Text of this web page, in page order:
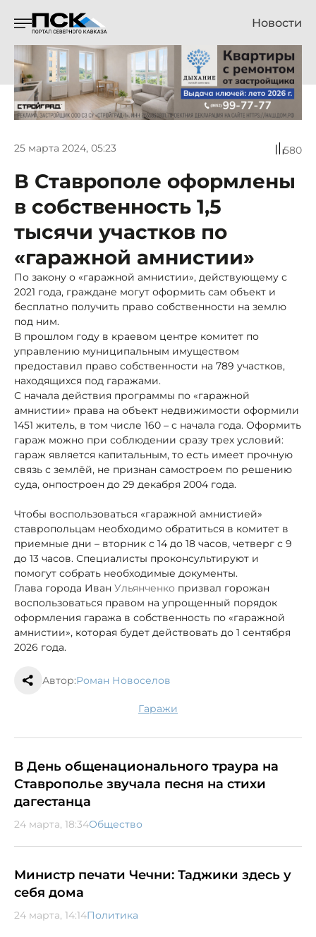
Новости
25 марта 2024, 05:23 580
В Ставрополе оформлены
в собственность 1,5
тысячи участков по
«гаражной амнистии»
По закону о «гаражной амнистии», действующему с
2021 года, граждане могут оформить сам объект и
бесплатно получить право собственности на землю
под ним.
В прошлом году в краевом центре комитет по
управлению муниципальным имуществом
предоставил право собственности на 789 участков,
находящихся под гаражами.
С начала действия программы по «гаражной
амнистии» права на объект недвижимости оформили
1451 житель, в том числе 160 – с начала года. Оформить
гараж можно при соблюдении сразу трех условий:
гараж является капитальным, то есть имеет прочную
связь с землёй, не признан самостроем по решению
суда, онпостроен до 29 декабря 2004 года.
Чтобы воспользоваться «гаражной амнистией»
ставропольцам необходимо обратиться в комитет в
приемные дни – вторник с 14 до 18 часов, четверг с 9
до 13 часов. Специалисты проконсультируют и
помогут собрать необходимые документы.
Глава города Иван Ульянченко призвал горожан
воспользоваться правом на упрощенный порядок
оформления гаража в собственность по «гаражной
амнистии», которая будет действовать до 1 сентября
2026 года.
Автор:Роман Новоселов
гаражи
В День общенационального траура на
Ставрополье звучала песня на стихи
дагестанца
24 марта, 18:34Общество
Министр печати Чечни: Таджики здесь у
себя дома
24 марта, 14:14Политика